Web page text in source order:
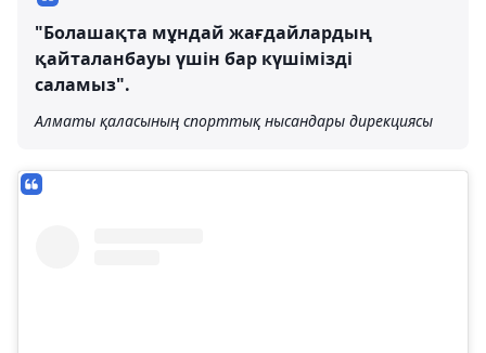
"Болашақта мұндай жағдайлардың
қайталанбауы үшін бар күшімізді
саламыз".
Алматы қаласының спорттық нысандары дирекциясы